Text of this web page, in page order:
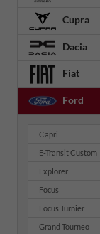
Cupra
Dacia
Fiat
Ford
Capri
E-Transit Custom
Explorer
Focus
Focus Turnier
Grand Tourneo